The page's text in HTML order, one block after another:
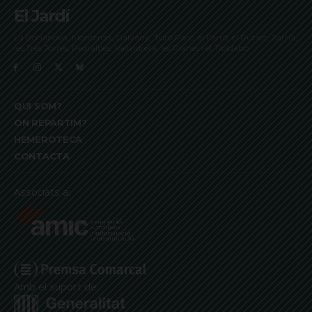
El Jardí
La Bonanova, Monterols, Galvany, Turó Parc, el Farró, el Putxet, Sarrià,
les Tres Torres, Pedralbes, Vallvidrera, les Planes i el Tibidabo
QUI SOM?
ON REPARTIM?
HEMEROTECA
CONTACTA
Associats a:
Amb el suport de: